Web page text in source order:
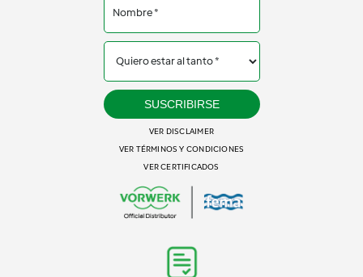
SUSCRIBIRSE
VER DISCLAIMER
VER TÉRMINOS Y CONDICIONES
VER CERTIFICADOS